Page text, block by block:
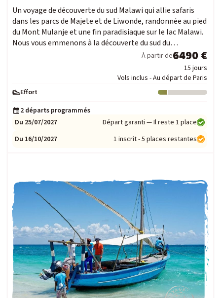
Un voyage de découverte du sud Malawi qui allie safaris
dans les parcs de Majete et de Liwonde, randonnée au pied
du Mont Mulanje et une fin paradisiaque sur le lac Malawi.
Nous vous emmenons à la découverte du sud du…
À partir de6490 €
15 jours
Vols inclus - Au départ de Paris
Effort
Niveau : 1
2 départs programmés
Du 25/07/2027
Départ garanti — Il reste 1 place
Du 16/10/2027
1 inscrit - 5 places restantes